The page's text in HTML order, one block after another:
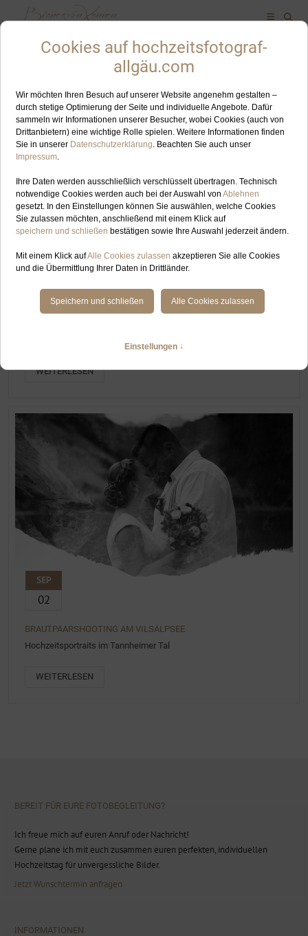
ALLES ZUM SCHLAGWORT: HOCHZEITSFOTOGRAFIN
TANNHEIMER TAL
JUN
04
WEITERLESEN
SEP
02
BRAUTPAARSHOOTING AM VILSALPSEE
Hochzeitsportraits im Tannheimer Tal
WEITERLESEN
BEREIT FÜR EURE FOTOBEGLEITUNG?
Ich freue mich auf euren Anruf oder Nachricht!
Gerne plane ich mit euch zusammen euren perfekten, individuellen
Hochzeitstag für unvergessliche Bilder.
Jetzt Wunschtermin anfragen
INFORMATIONEN